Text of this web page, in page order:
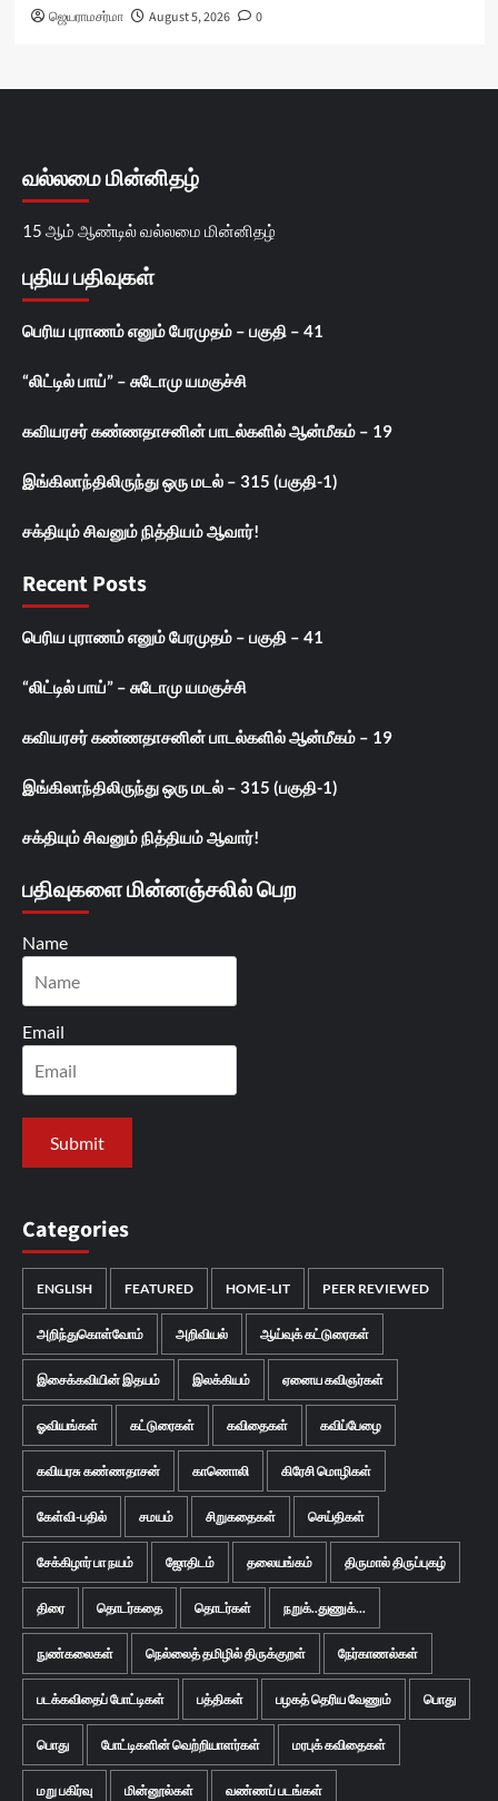
ஜெயராமசர்மா August 5, 2026 0
வல்லமை மின்னிதழ்
15 ஆம் ஆண்டில் வல்லமை மின்னிதழ்
புதிய பதிவுகள்
பெரிய புராணம் எனும் பேரமுதம் – பகுதி – 41
“லிட்டில் பாய்” – சுடோமு யமகுச்சி
கவியரசர் கண்ணதாசனின் பாடல்களில் ஆன்மீகம் – 19
இங்கிலாந்திலிருந்து ஒரு மடல் – 315 (பகுதி-1)
சக்தியும் சிவனும் நித்தியம் ஆவார்!
Recent Posts
பெரிய புராணம் எனும் பேரமுதம் – பகுதி – 41
“லிட்டில் பாய்” – சுடோமு யமகுச்சி
கவியரசர் கண்ணதாசனின் பாடல்களில் ஆன்மீகம் – 19
இங்கிலாந்திலிருந்து ஒரு மடல் – 315 (பகுதி-1)
சக்தியும் சிவனும் நித்தியம் ஆவார்!
பதிவுகளை மின்னஞ்சலில் பெற
Name
Email
Categories
ENGLISH FEATURED HOME-LIT PEER REVIEWED
அறிந்துகொள்வோம் அறிவியல் ஆய்வுக் கட்டுரைகள்
இசைக்கவியின் இதயம் இலக்கியம் ஏனைய கவிஞர்கள்
ஓவியங்கள் கட்டுரைகள் கவிதைகள் கவிப்பேழை
கவியரசு கண்ணதாசன் காணொலி கிரேசி மொழிகள்
கேள்வி-பதில் சமயம் சிறுகதைகள் செய்திகள்
சேக்கிழார் பா நயம் ஜோதிடம் தலையங்கம் திருமால் திருப்புகழ்
திரை தொடர்கதை தொடர்கள் நறுக்..துணுக்...
நுண்கலைகள் நெல்லைத் தமிழில் திருக்குறள் நேர்காணல்கள்
படக்கவிதைப் போட்டிகள் பத்திகள் பழகத் தெரிய வேணும் பொது
பொது போட்டிகளின் வெற்றியாளர்கள் மரபுக் கவிதைகள்
மறு பகிர்வு மின்னூல்கள் வண்ணப் படங்கள்